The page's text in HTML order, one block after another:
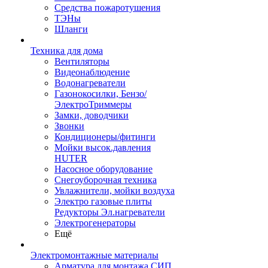
Средства пожаротушения
ТЭНы
Шланги
Техника для дома
Вентиляторы
Видеонаблюдение
Водонагреватели
Газонокосилки, Бензо/
ЭлектроТриммеры
Замки, доводчики
Звонки
Кондиционеры/фитинги
Мойки высок.давления
HUTER
Насосное оборудование
Снегоуборочная техника
Увлажнители, мойки воздуха
Электро газовые плиты
Редукторы Эл.нагреватели
Электрогенераторы
Ещё
Электромонтажные материалы